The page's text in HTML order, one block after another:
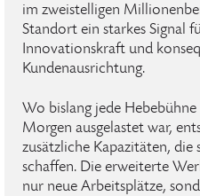
im zweistelligen
Standort ein starkes Signal
Innovationskraft und
Kundenausrichtung.
Wo bislang jede
Morgen ausgelastet war,
zusätzliche Kapazitäten, die
schaffen. Die erweiterte
nur neue Arbeitsplätze,